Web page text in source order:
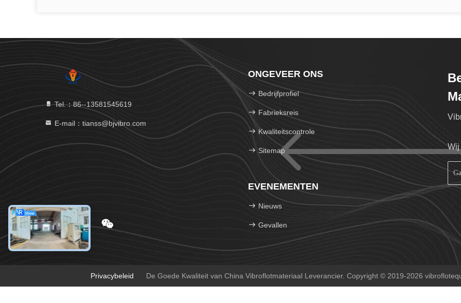
Tel.：86--13581545619
E-mail：tianss@bjvibro.com
ONGEVEER ONS
Bedrijfprofiel
Fabrieksreis
Kwaliteitscontrole
Sitemap
EVENEMENTEN
Nieuws
Gevallen
Wij
Privacybeleid De Goede Kwaliteit van China Vibroflotmateriaal Leverancier. Copyright © 2019-2026